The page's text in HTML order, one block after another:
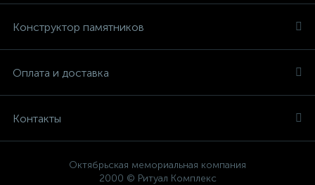
Конструктор памятников
Оплата и доставка
Контакты
Октябрьская мемориальная компания
2000 © Ритуал Комплекс